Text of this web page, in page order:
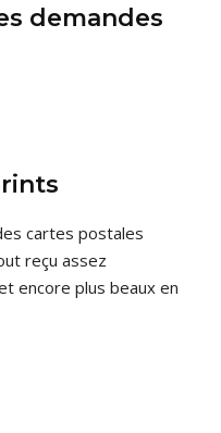
demandes
cartes postales
reçu assez
encore plus beaux en